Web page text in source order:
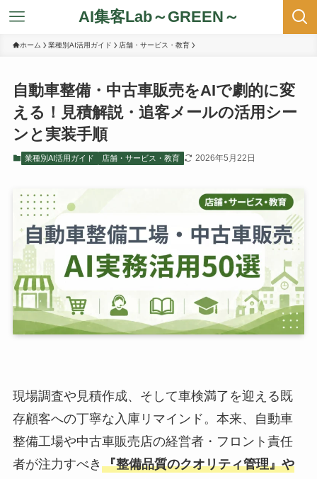
AI集客Lab～GREEN～
ホーム 業種別AI活用ガイド 店舗・サービス・教育
自動車整備・中古車販売をAIで劇的に変
える！見積解説・追客メールの活用シー
ンと実装手順
業種別AI活用ガイド 店舗・サービス・教育 2026年5月22日
現場調査や見積作成、そして車検満了を迎える既
存顧客への丁寧な入庫リマインド。本来、自動車
整備工場や中古車販売店の経営者・フロント責任
者が注力すべき 『整備品質のクオリティ管理』や